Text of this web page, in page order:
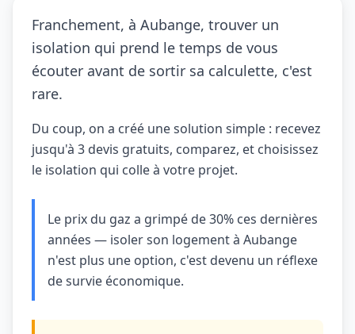
Franchement, à Aubange, trouver un
isolation qui prend le temps de vous
écouter avant de sortir sa calculette, c'est
rare.
Du coup, on a créé une solution simple : recevez
jusqu'à 3 devis gratuits, comparez, et choisissez
le isolation qui colle à votre projet.
Le prix du gaz a grimpé de 30% ces dernières
années — isoler son logement à Aubange
n'est plus une option, c'est devenu un réflexe
de survie économique.